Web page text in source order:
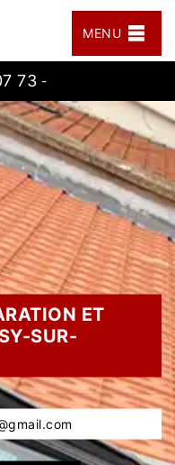
MENU
73 -
ET
SUR-